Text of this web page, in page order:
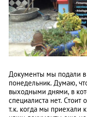
Документы мы подали в
понедельник. Думаю,
выходными днями, в
специалиста нет. Стоит
т.к. когда мы приехали